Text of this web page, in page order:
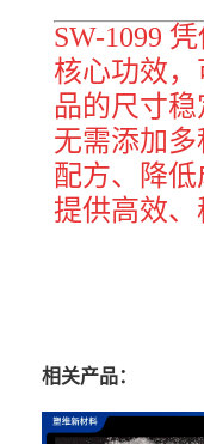
SW-1099
核心功效，
品的尺寸稳
无需添加
配方、降
提供高效、
相关产品：